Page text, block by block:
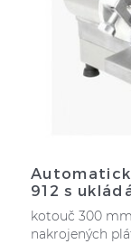
912 s
kotouč 300
nakrojených